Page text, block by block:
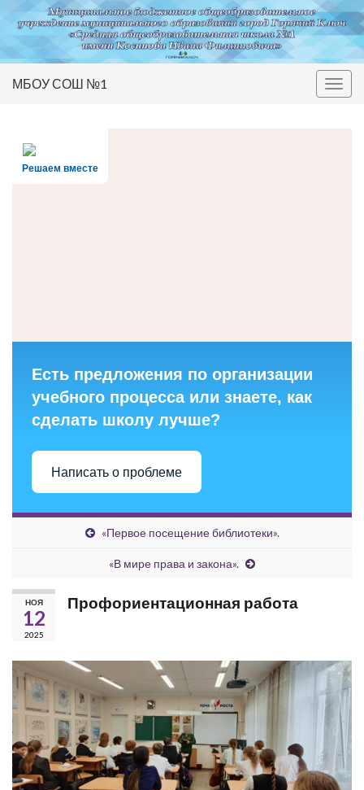
Вкл/
МБОУ СОШ №1
Решаем вместе
Есть предложения по организации
учебного процесса или знаете, как
сделать школу лучше?
Написать о проблеме
«Первое посещение библиотеки».
«В мире права и закона».
НОЯ
12
2025
Профориентационная работа